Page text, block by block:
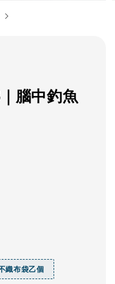
腦中釣魚
織布袋乙個